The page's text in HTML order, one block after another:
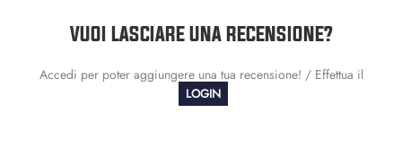
VUOI LASCIARE UNA RECENSIONE?
Accedi per poter aggiungere una tua recensione! / Effettua il
LOGIN